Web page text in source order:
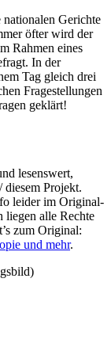
Gerichte
öfter wird der
Rahmen eines
In der
Tag gleich drei
Fragestellungen
geklärt!
lesenswert,
diesem Projekt.
leider im Original-
liegen alle Rechte
zum Original:
und mehr.